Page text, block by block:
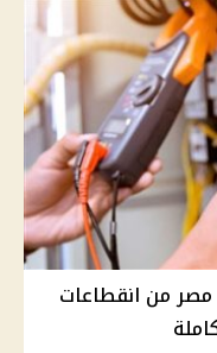
مصر من انقطاعات